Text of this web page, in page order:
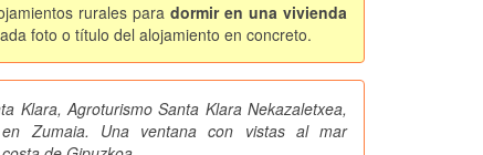
rurales paradormir en una vivienda
foto o título del alojamiento en concreto.
Klara, Agroturismo Santa Klara Nekazaletxea,
Zumaia. Una ventana con vistas al mar